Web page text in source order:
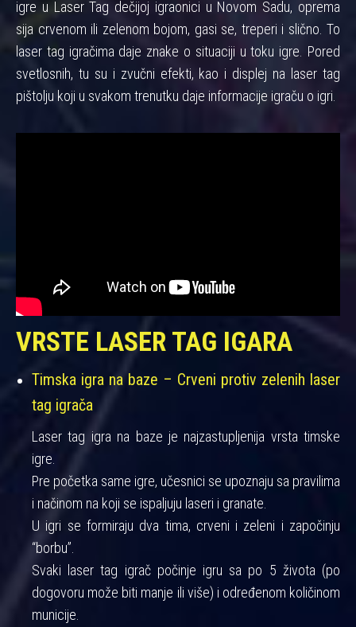
igre u Laser Tag dečijoj igraonici u Novom Sadu, oprema
sija crvenom ili zelenom bojom, gasi se, treperi i slično. To
laser tag igračima daje znake o situaciji u toku igre. Pored
svetlosnih, tu su i zvučni efekti, kao i displej na laser tag
pištolju koji u svakom trenutku daje informacije igraču o igri.
VRSTE LASER TAG IGARA
Timska igra na baze – Crveni protiv zelenih laser
tag igrača
Laser tag igra na baze je najzastupljenija vrsta timske
igre.
Pre početka same igre, učesnici se upoznaju sa pravilima
i načinom na koji se ispaljuju laseri i granate.
U igri se formiraju dva tima, crveni i zeleni i započinju
“borbu”.
Svaki laser tag igrač počinje igru sa po 5 života (po
dogovoru može biti manje ili više) i određenom količinom
municije.